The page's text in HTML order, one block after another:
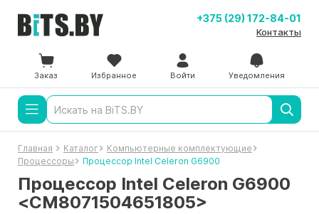
+375 (29) 172-84-01
Контакты
Заказ Избранное Войти Уведомления
Главная Каталог
Компьютерные комплектующие
Процессоры
Процессор Intel Celeron G6900
Процессор Intel Celeron G6900
<CM8071504651805>